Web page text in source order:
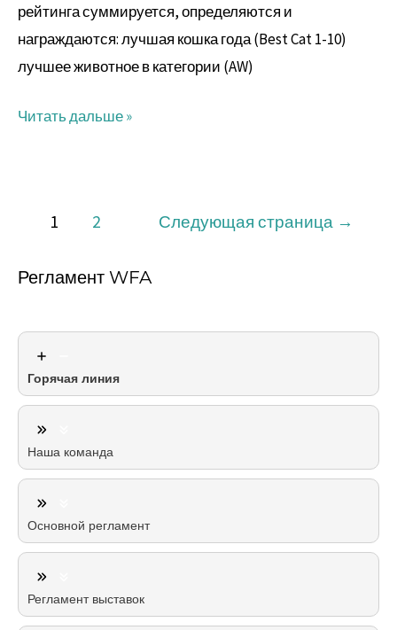
рейтинга суммируется, определяются и
награждаются: лучшая кошка года (Best Cat 1-10)
лучшее животное в категории (AW)
Читать дальше »
1 2 Следующая страница →
Регламент WFA
Горячая линия
Наша команда
Основной регламент
Регламент выставок